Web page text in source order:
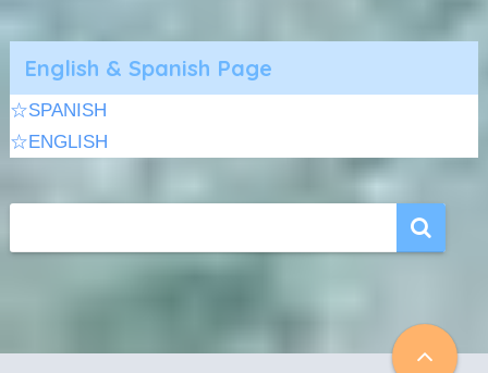
English & Spanish Page
☆SPANISH
☆ENGLISH